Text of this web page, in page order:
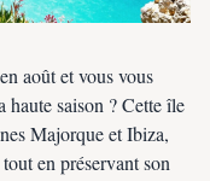
août et vous vous
haute saison ? Cette île
Majorque et Ibiza,
en préservant son